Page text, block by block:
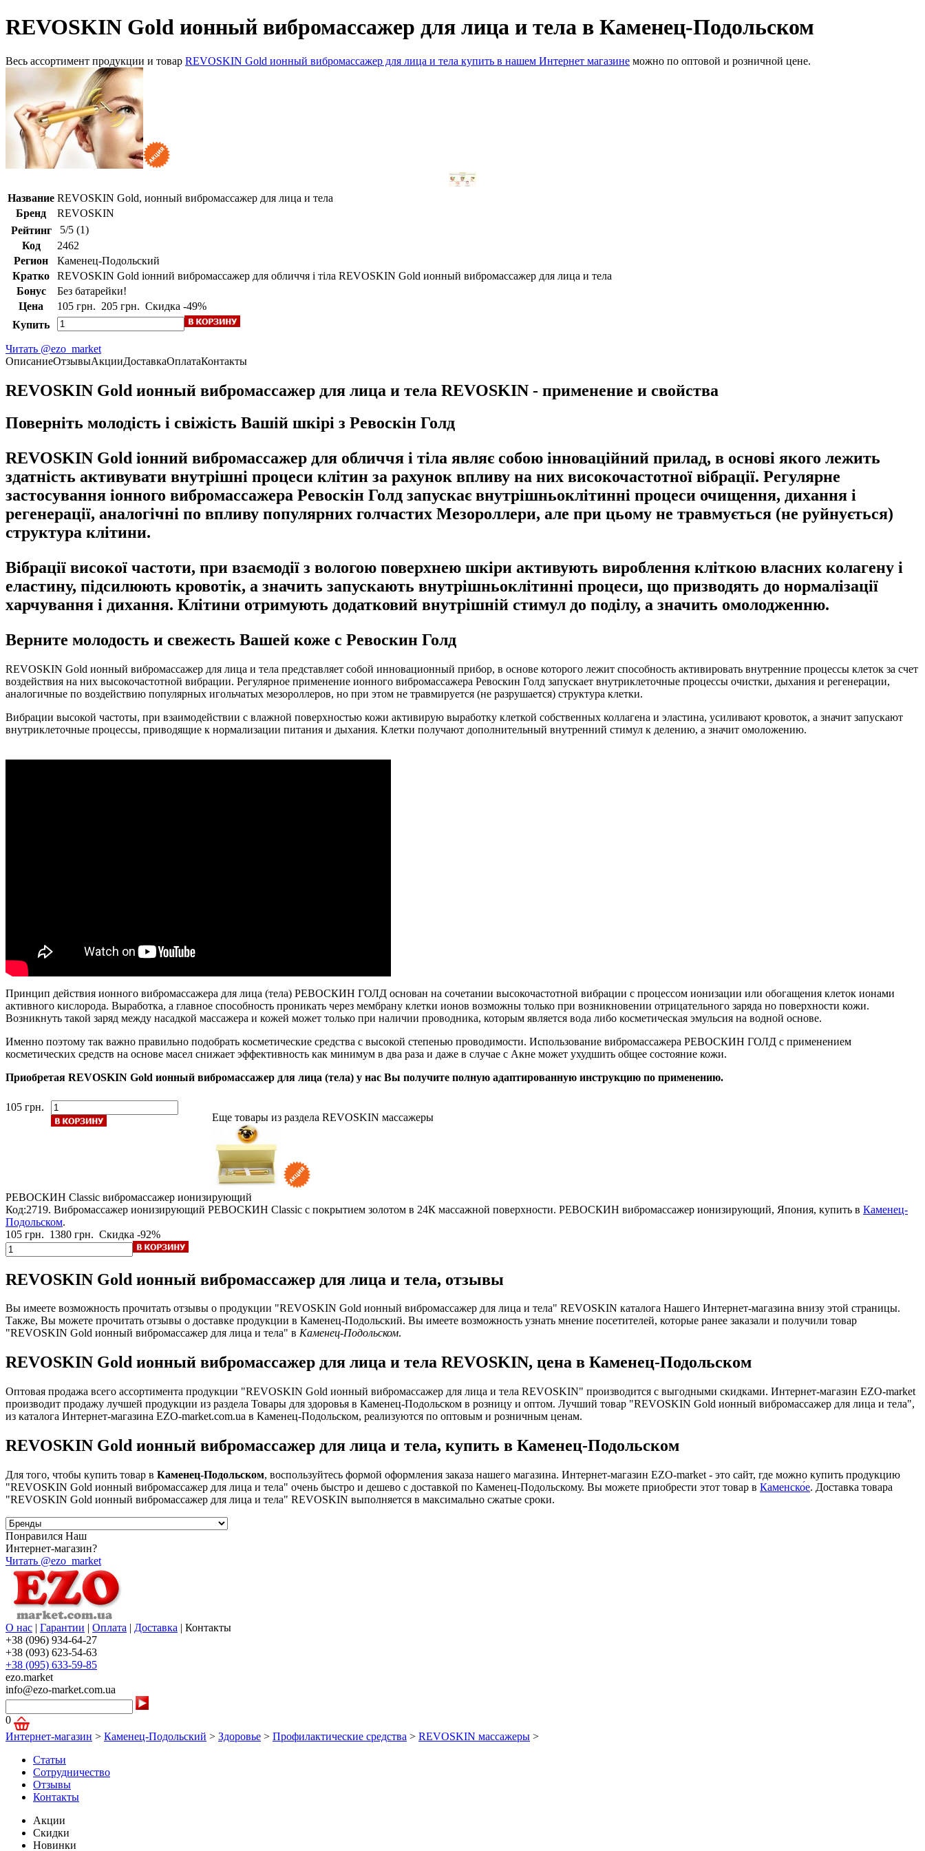
REVOSKIN Gold ионный вибромассажер для лица и тела в Каменец-Подольском
Весь ассортимент продукции и товар REVOSKIN Gold ионный вибромассажер для лица и тела купить в нашем Интернет магазине можно по оптовой и розничной цене.
Название REVOSKIN Gold, ионный вибромассажер для лица и тела
Бренд
REVOSKIN
Рейтинг
5/5 (1)
Код
2462
Регион
Каменец-Подольский
Кратко
REVOSKIN Gold іонний вибромассажер для обличчя і тіла REVOSKIN Gold ионный вибромассажер для лица и тела
Бонус
Без батарейки!
Цена
105 грн. 205 грн. Скидка -49%
Купить
Читать @ezo_market
ОписаниеОтзывыАкцииДоставкаОплатаКонтакты
REVOSKIN Gold ионный вибромассажер для лица и тела REVOSKIN - применение и свойства
Поверніть молодість і свіжість Вашій шкірі з Ревоскін Голд
REVOSKIN Gold іонний вибромассажер для обличчя і тіла являє собою інноваційний прилад, в основі якого лежить
здатність активувати внутрішні процеси клітин за рахунок впливу на них високочастотної вібрації. Регулярне
застосування іонного вибромассажера Ревоскін Голд запускає внутрішньоклітинні процеси очищення, дихання і
регенерації, аналогічні по впливу популярних голчастих Мезороллери, але при цьому не травмується (не руйнується)
структура клітини.
Вібрації високої частоти, при взаємодії з вологою поверхнею шкіри активують вироблення кліткою власних колагену і
еластину, підсилюють кровотік, а значить запускають внутрішньоклітинні процеси, що призводять до нормалізації
харчування і дихання. Клітини отримують додатковий внутрішній стимул до поділу, а значить омолодженню.
Верните молодость и свежесть Вашей коже с Ревоскин Голд
REVOSKIN Gold ионный вибромассажер для лица и тела представляет собой инновационный прибор, в основе которого лежит способность активировать внутренние процессы клеток за счет
воздействия на них высокочастотной вибрации. Регулярное применение ионного вибромассажера Ревоскин Голд запускает внутриклеточные процессы очистки, дыхания и регенерации,
аналогичные по воздействию популярных игольчатых мезороллеров, но при этом не травмируется (не разрушается) структура клетки.
Вибрации высокой частоты, при взаимодействии с влажной поверхностью кожи активирую выработку клеткой собственных коллагена и эластина, усиливают кровоток, а значит запускают
внутриклеточные процессы, приводящие к нормализации питания и дыхания. Клетки получают дополнительный внутренний стимул к делению, а значит омоложению.
Принцип действия ионного вибромассажера для лица (тела) РЕВОСКИН ГОЛД основан на сочетании высокочастотной вибрации с процессом ионизации или обогащения клеток ионами
активного кислорода. Выработка, а главное способность проникать через мембрану клетки ионов возможны только при возникновении отрицательного заряда но поверхности кожи.
Возникнуть такой заряд между насадкой массажера и кожей может только при наличии проводника, которым является вода либо косметическая эмульсия на водной основе.
Именно поэтому так важно правильно подобрать косметические средства с высокой степенью проводимости. Использование вибромассажера РЕВОСКИН ГОЛД с применением
косметических средств на основе масел снижает эффективность как минимум в два раза и даже в случае с Акне может ухудшить общее состояние кожи.
Приобретая REVOSKIN Gold ионный вибромассажер для лица (тела) у нас Вы получите полную адаптированную инструкцию по применению.
105 грн.
Еще товары из раздела REVOSKIN массажеры
РЕВОСКИН Classic вибромассажер ионизирующий
Код:2719. Вибромассажер ионизирующий РЕВОСКИН Classic с покрытием золотом в 24К массажной поверхности. РЕВОСКИН вибромассажер ионизирующий, Япония, купить в Каменец-
Подольском.
105 грн. 1380 грн. Скидка -92%
REVOSKIN Gold ионный вибромассажер для лица и тела, отзывы
Вы имеете возможность прочитать отзывы о продукции "REVOSKIN Gold ионный вибромассажер для лица и тела" REVOSKIN каталога Нашего Интернет-магазина внизу этой страницы.
Также, Вы можете прочитать отзывы о доставке продукции в Каменец-Подольский. Вы имеете возможность узнать мнение посетителей, которые ранее заказали и получили товар
"REVOSKIN Gold ионный вибромассажер для лица и тела" в Каменец-Подольском.
REVOSKIN Gold ионный вибромассажер для лица и тела REVOSKIN, цена в Каменец-Подольском
Оптовая продажа всего ассортимента продукции "REVOSKIN Gold ионный вибромассажер для лица и тела REVOSKIN" производится с выгодными скидками. Интернет-магазин EZO-market
производит продажу лучшей продукции из раздела Товары для здоровья в Каменец-Подольском в розницу и оптом. Лучший товар "REVOSKIN Gold ионный вибромассажер для лица и тела",
из каталога Интернет-магазина EZO-market.com.ua в Каменец-Подольском, реализуются по оптовым и розничным ценам.
REVOSKIN Gold ионный вибромассажер для лица и тела, купить в Каменец-Подольском
Для того, чтобы купить товар в Каменец-Подольском, воспользуйтесь формой оформления заказа нашего магазина. Интернет-магазин EZO-market - это сайт, где можно купить продукцию
"REVOSKIN Gold ионный вибромассажер для лица и тела" очень быстро и дешево с доставкой по Каменец-Подольскому. Вы можете приобрести этот товар в Каменско́е. Доставка товара
"REVOSKIN Gold ионный вибромассажер для лица и тела" REVOSKIN выполняется в максимально сжатые сроки.
Понравился Наш
Интернет-магазин?
Читать @ezo_market
О нас | Гарантии | Оплата | Доставка | Контакты
+38 (096) 934-64-27
+38 (093) 623-54-63
+38 (095) 633-59-85
ezo.market
info@ezo-market.com.ua
0
Интернет-магазин > Каменец-Подольский > Здоровье > Профилактические средства > REVOSKIN массажеры >
Статьи
Сотрудничество
Отзывы
Контакты
Акции
Скидки
Новинки